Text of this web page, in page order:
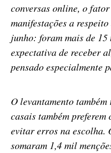
conversas online, o
manifestações a
junho: foram mais de
expectativa de receber
pensado especialmente
O levantamento
casais também
evitar erros na escolha.
somaram 1,4 mil